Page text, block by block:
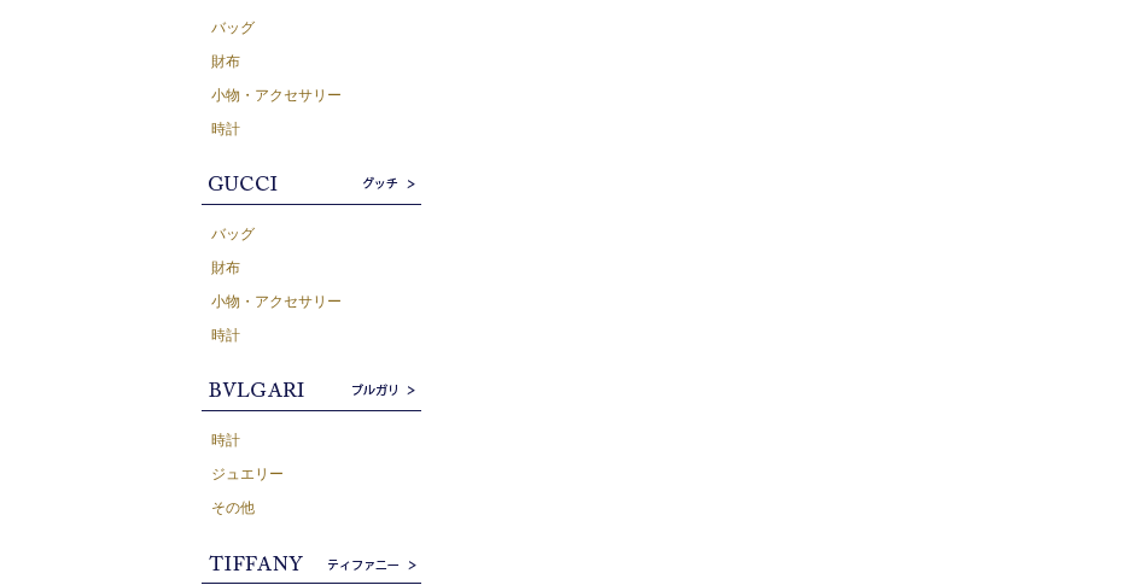
バッグ
財布
小物・アクセサリー
時計
バッグ
財布
小物・アクセサリー
時計
時計
ジュエリー
その他